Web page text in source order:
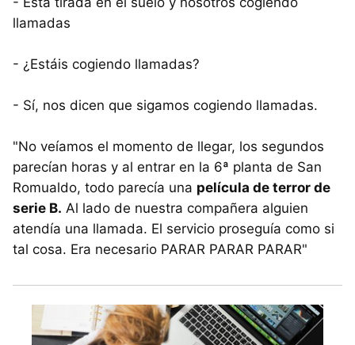
llamadas
- ¿Estáis cogiendo llamadas?
- Sí, nos dicen que sigamos cogiendo llamadas.
"No veíamos el momento de llegar, los segundos
parecían horas y al entrar en la 6ª planta de San
Romualdo, todo parecía una película de terror de
serie B. Al lado de nuestra compañera alguien
atendía una llamada. El servicio proseguía como si
tal cosa. Era necesario PARAR PARAR PARAR"